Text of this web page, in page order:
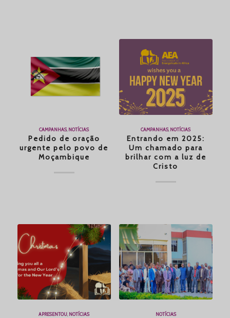
CAMPANHAS, NOTÍCIAS
Pedido de oração
urgente pelo povo de
Moçambique
CAMPANHAS, NOTÍCIAS
Entrando em 2025:
Um chamado para
brilhar com a luz de
Cristo
APRESENTOU, NOTÍCIAS NOTÍCIAS